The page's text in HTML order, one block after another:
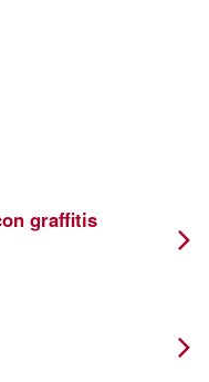
graffitis